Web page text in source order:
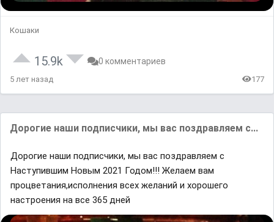
Кошаки
15.9k 0 комментариев
5 лет назад 177
Дорогие наши подписчики, мы вас поздравляем с...
Дорогие наши подписчики, мы вас поздравляем с
Наступившим Новым 2021 Годом!!! Желаем вам
процветания,исполнения всех желаний и хорошего
настроения на все 365 дней